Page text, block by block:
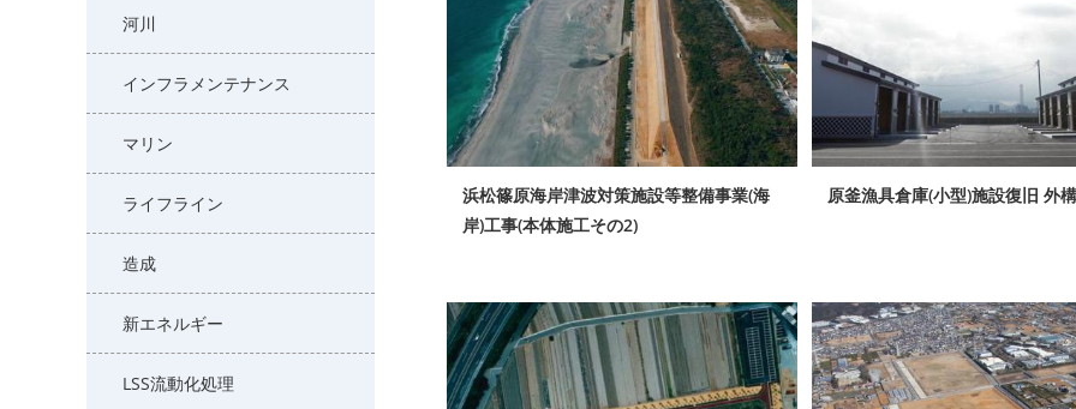
浜松篠原海岸津波対策施設等整備事業(海
岸)工事(本体施工その2)
原釜漁具倉庫(小型)施設復旧 外
河川
インフラメンテナンス
マリン
ライフライン
造成
新エネルギー
LSS流動化処理